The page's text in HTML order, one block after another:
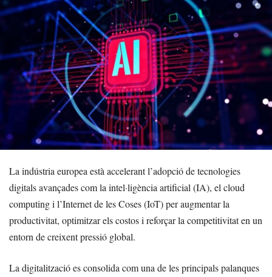
La indústria europea està accelerant l’adopció de tecnologies
digitals avançades com la intel·ligència artificial (IA), el cloud
computing i l’Internet de les Coses (IoT) per augmentar la
productivitat, optimitzar els costos i reforçar la competitivitat en un
entorn de creixent pressió global.
La digitalització es consolida com una de les principals palanques